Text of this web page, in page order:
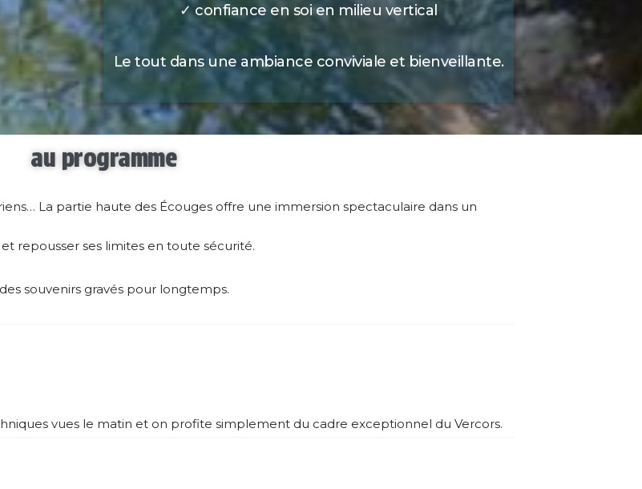
✓ confiance en soi en milieu vertical
Le tout dans une ambiance conviviale et bienveillante.
au programme
La partie haute des Écouges offre une immersion spectaculaire dans un
repousser ses limites en toute sécurité.
souvenirs gravés pour longtemps.
vues le matin et on profite simplement du cadre exceptionnel du Vercors.